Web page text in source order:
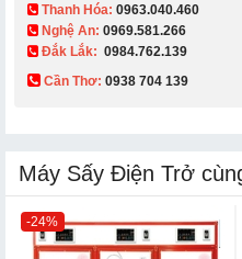
Thanh Hóa: 0963.040.460
Nghệ An: 0969.581.266
Đắk Lắk: 0984.762.139
Cần Thơ: 0938 704 139​
Máy Sấy Điện Trở
-24%